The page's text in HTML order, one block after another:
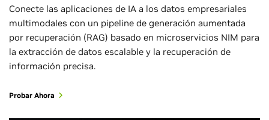
Conecte las aplicaciones de IA a los datos empresariales
multimodales con un pipeline de generación aumentada
por recuperación (RAG) basado en microservicios NIM para
la extracción de datos escalable y la recuperación de
información precisa.
Probar Ahora